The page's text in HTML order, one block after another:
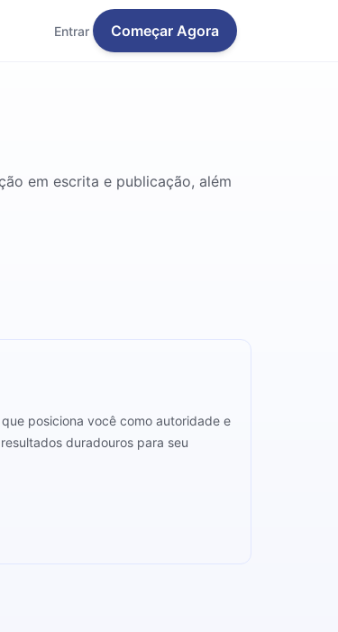
Entrar Começar Agora
em escrita e publicação, além
posiciona você como autoridade e
duradouros para seu